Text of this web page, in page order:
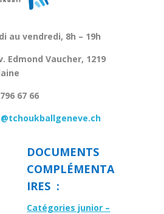
au vendredi, 8h – 19h
Edmond Vaucher, 1219
67 66
DOCUMENTS
COMPLÉMENTA
IRES :
Catégories junior –